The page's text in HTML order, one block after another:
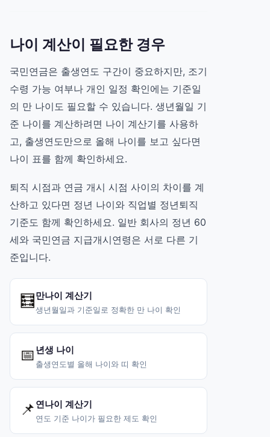
나이 계산이 필요한 경우
국민연금은 출생연도 구간이 중요하지만, 조기
수령 가능 여부나 개인 일정 확인에는 기준일
의 만 나이도 필요할 수 있습니다. 생년월일 기
준 나이를 계산하려면 나이 계산기를 사용하
고, 출생연도만으로 올해 나이를 보고 싶다면
나이 표를 함께 확인하세요.
퇴직 시점과 연금 개시 시점 사이의 차이를 계
산하고 있다면 정년 나이와 직업별 정년퇴직
기준 도 함께 확인하세요. 일반 회사의 정년 60
세와 국민연금 지급개시연령은 서로 다른 기
준입니다.
🧮만나이 계산기
생년월일과 기준일로 정확한 만 나이 확인
📅 년생 나이
출생연도별 올해 나이와 띠 확인
📌 연나이 계산기
연도 기준 나이가 필요한 제도 확인